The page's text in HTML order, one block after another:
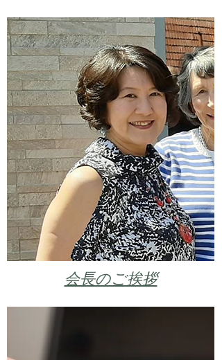
会長のご挨拶